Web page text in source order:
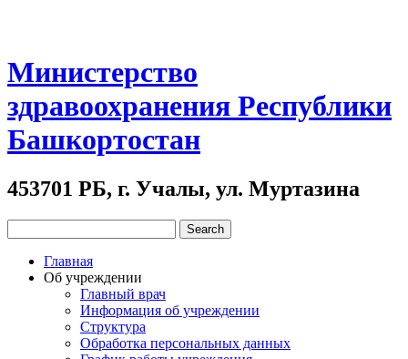
Министерство
здравоохранения Республики
Башкортостан
453701 РБ, г. Учалы, ул. Муртазина
Главная
Об учреждении
Главный врач
Информация об учреждении
Структура
Обработка персональных данных